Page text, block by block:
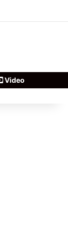
Video